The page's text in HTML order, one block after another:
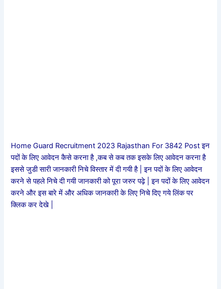
Home Guard Recruitment 2023 Rajasthan For 3842 Post इन
पदों के लिए आवेदन कैसे करना है ,कब से कब तक इसके लिए आवेदन करना है
इससे जुडी सारी जानकारी निचे विस्तार में दी गयी है | इन पदों के लिए आवेदन
करने से पहले निचे दी गयी जानकारी को पूरा जरुर पढ़े | इन पदों के लिए आवेदन
करने और इस बारे में और अधिक जानकारी के लिए निचे दिए गये लिंक पर
क्लिक कर देखे |